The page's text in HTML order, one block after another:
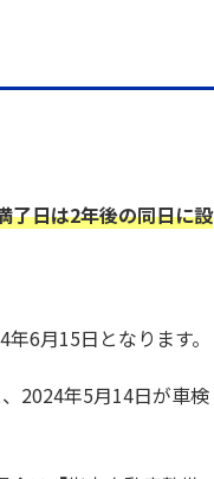
了日は2年後の同日に設
6月15日となります。
2024年5月14日が車検